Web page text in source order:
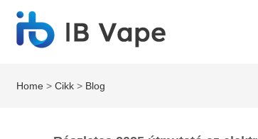
Home >Cikk > Blog